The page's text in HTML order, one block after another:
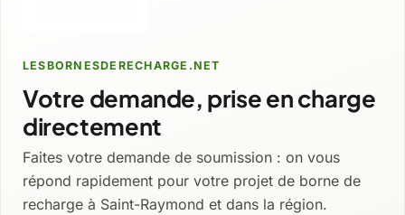
LESBORNESDERECHARGE.NET
Votre demande, prise en charge
directement
Faites votre demande de soumission : on vous
répond rapidement pour votre projet de borne de
recharge à Saint-Raymond et dans la région.